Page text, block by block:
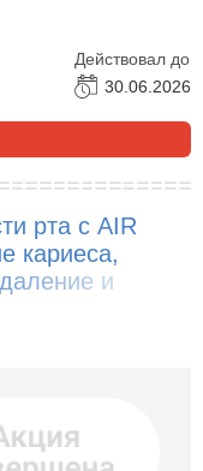
Действовал до
30.06.2026
рта с AIR
кариеса,
и